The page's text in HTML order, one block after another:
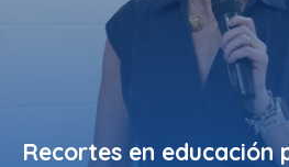
Recortes en educación